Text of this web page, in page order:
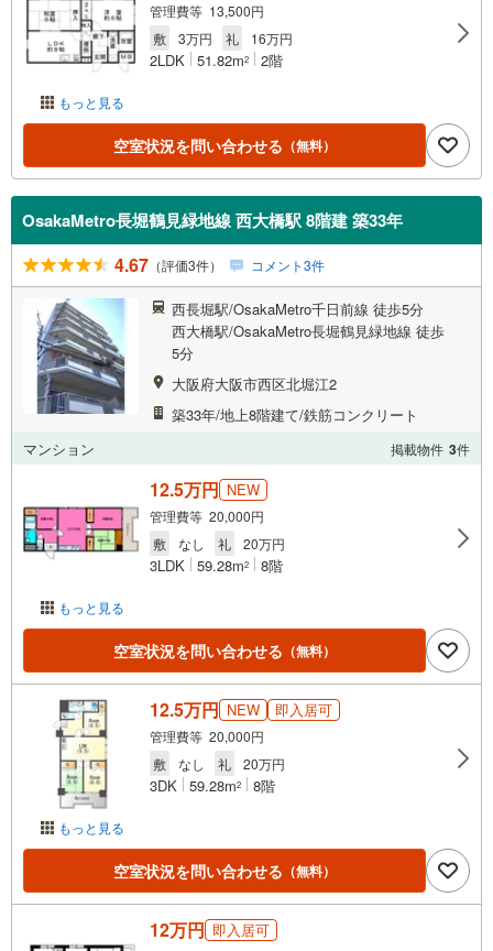
もっと見る
管理費等 13,500円
敷
3万円 礼 16万円
2LDK 51.82m2 2階
空室状況を問い合わせる （無料）
OsakaMetro長堀鶴見緑地線 西大橋駅 8階建 築33年
4.67 （評価3件） コメント3件
西長堀駅/OsakaMetro千日前線 徒歩5分
西大橋駅/OsakaMetro長堀鶴見緑地線 徒歩
5分
大阪府大阪市西区北堀江2
築33年/地上8階建て/鉄筋コンクリート
マンション
掲載物件 3件
もっと見る
12.5万円 NEW
管理費等 20,000円
敷
なし 礼 20万円
3LDK 59.28m2 8階
空室状況を問い合わせる （無料）
もっと見る
12.5万円 NEW 即入居可
管理費等 20,000円
敷
なし 礼 20万円
3DK 59.28m2 8階
空室状況を問い合わせる （無料）
12万円 即入居可